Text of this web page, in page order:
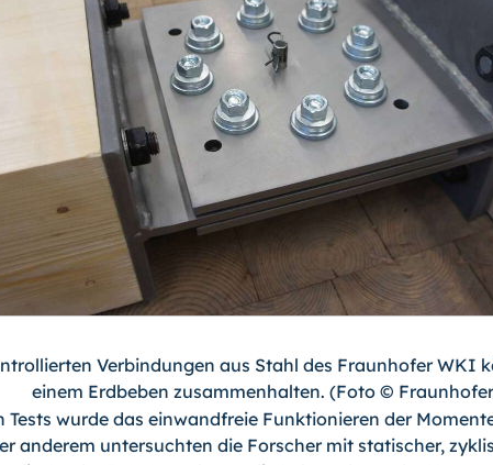
Verbindungen aus Stahl des Fraunhofer WKI
einem Erdbeben zusammenhalten. (Foto ©
Tests wurde das einwandfreie Funktionieren der
anderem untersuchten die Forscher mit statischer,